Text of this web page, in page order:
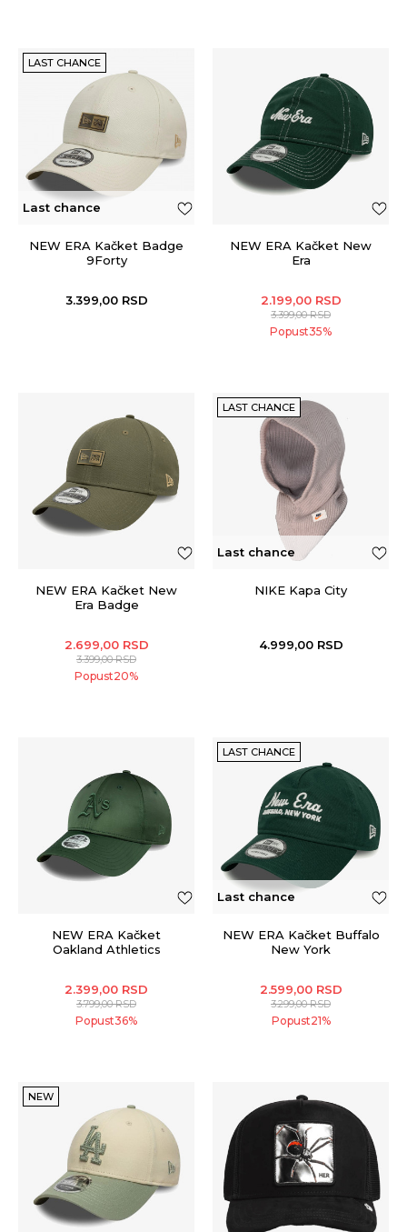
LAST CHANCE
Last chance
NEW ERA Kačket Badge
9Forty
3.399,00 RSD
NEW ERA Kačket New
Era
2.199,00 RSD
3.399,00RSD
Popust35%
NEW ERA Kačket New
Era Badge
2.699,00 RSD
3.399,00RSD
Popust20%
LAST CHANCE
Last chance
NIKE Kapa City
4.999,00 RSD
NEW ERA Kačket
Oakland Athletics
2.399,00 RSD
3.799,00RSD
Popust36%
LAST CHANCE
Last chance
NEW ERA Kačket Buffalo
New York
2.599,00 RSD
3.299,00RSD
Popust21%
NEW